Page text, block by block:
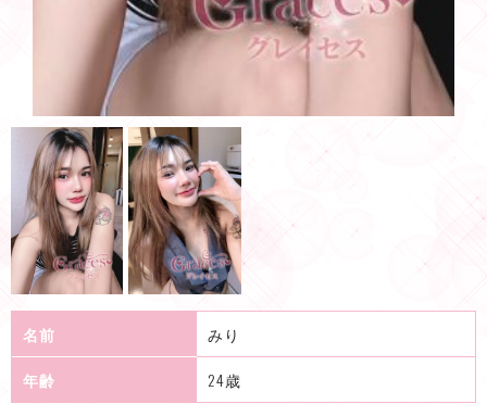
名前
みり
年齢
24歳